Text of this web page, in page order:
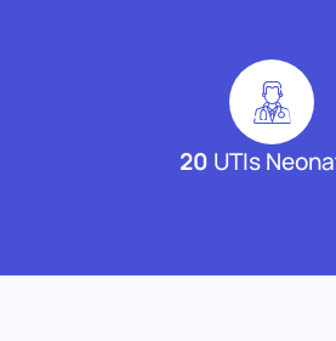
20 UTIs